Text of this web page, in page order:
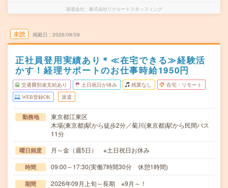
派遣会社 株式会社リクルートスタッフィング
未読 掲載日 2026/08/09
正社員登用実績あり＊≪在宅できる≫経験活
かす！経理サポートのお仕事時給1950円
交通費別途支給あり 土日祝日が休み 残業なし 在宅・リモート
WEB登録OK 派遣
勤務地
東京都江東区
木場(東京都)駅から徒歩2分／菊川(東京都)駅から民間バス
11分
曜日頻度 月～金（週5日） ※土日祝日お休み
時間 09:00～17:30(実働7時間30分 休憩1時間)
期間 2026年09月上旬～長期 ※9月～！